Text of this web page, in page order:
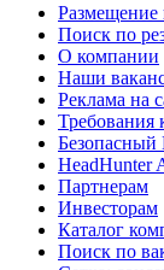
Размещение
Поиск по
О компании
Наши
Реклама на
Безопасный
HeadHunter
Партнерам
Инвесторам
Каталог
Поиск по